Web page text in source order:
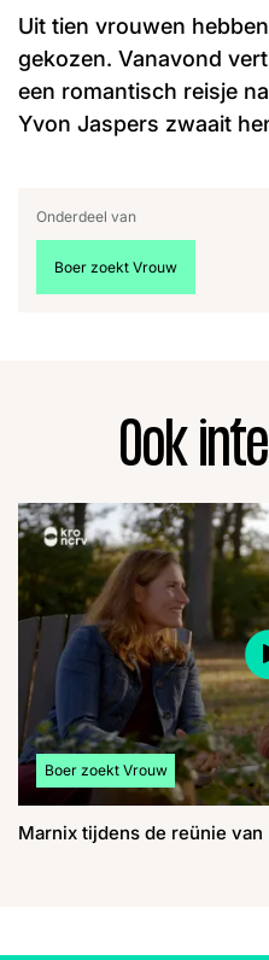
Uit tien vrouwen
gekozen. Vanavond
een romantisch reisje
Yvon Jaspers zwaait
Onderdeel van
Bekijk meer artikelen over:
Boer zoekt Vrouw
Ook
Bekijk meer artikelen over:
Boer zoekt Vrouw
Marnix tijdens de reünie